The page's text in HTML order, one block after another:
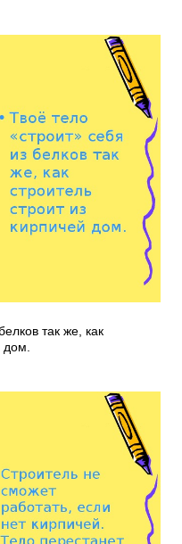
так же, как
дом.